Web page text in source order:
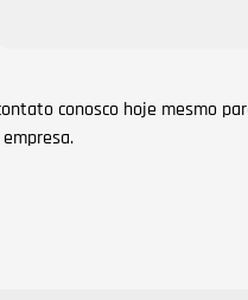
conosco hoje mesmo